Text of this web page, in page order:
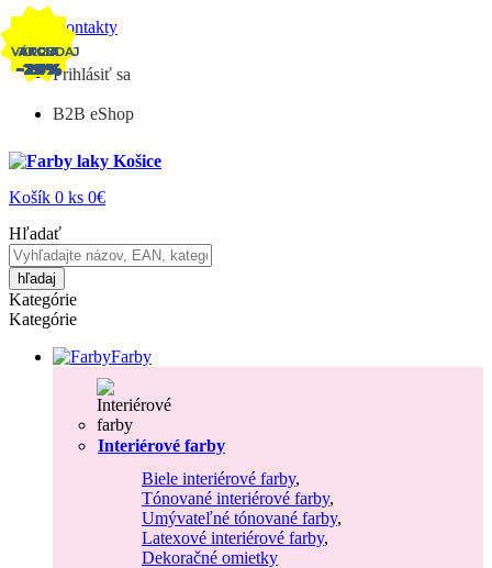
Kontakty
Prihlásiť sa
B2B eShop
Košík 0 ks 0€
Hľadať
hľadaj
Kategórie
Kategórie
Farby
Interiérové farby
Biele interiérové farby,
Tónované interiérové farby,
Umývateľné tónované farby,
Latexové interiérové farby,
Dekoračné omietky
-21%
AKCIA
-28%
AKCIA
-19%
AKCIA
-19%
AKCIA
-20%
AKCIA
-22%
AKCIA
-12%
AKCIA
-22%
AKCIA
-22%
AKCIA
-20%
AKCIA
-27%
VÝPREDAJ
-26%
AKCIA
-23%
AKCIA